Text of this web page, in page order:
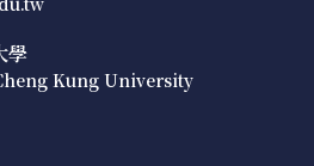
學
Kung University